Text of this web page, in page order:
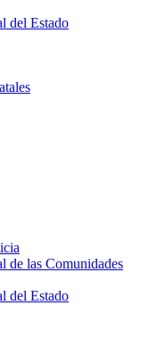
del Estado
de las Comunidades
del Estado